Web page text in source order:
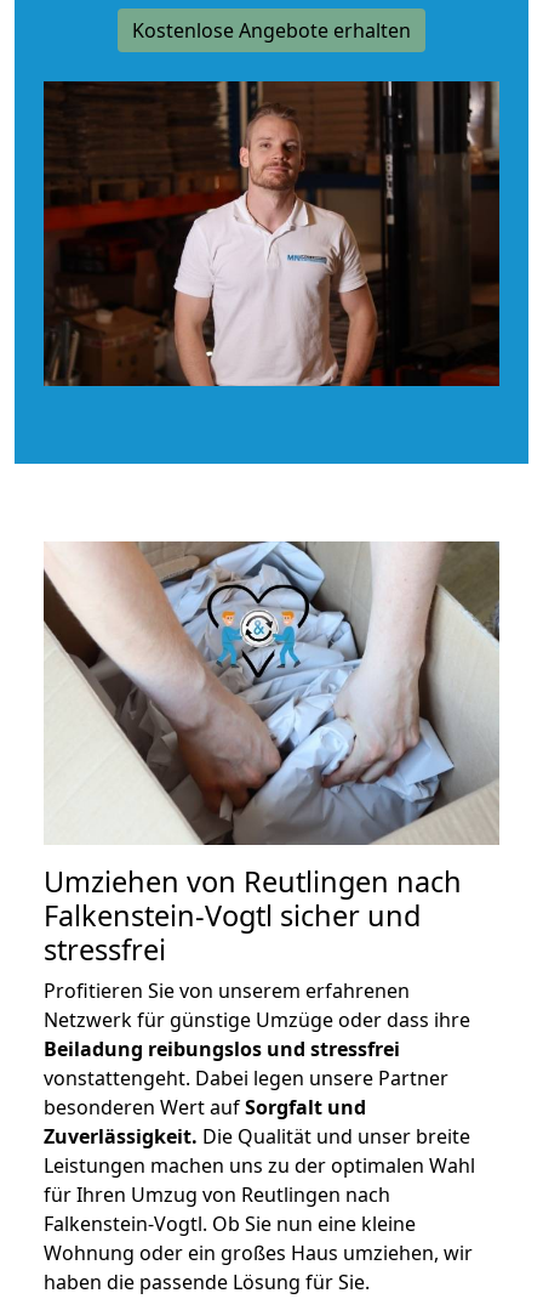
Kostenlose Angebote erhalten
Umziehen von Reutlingen nach
Falkenstein-Vogtl sicher und
stressfrei
Profitieren Sie von unserem erfahrenen
Netzwerk für günstige Umzüge oder dass ihre
Beiladung reibungslos und stressfrei
vonstattengeht. Dabei legen unsere Partner
besonderen Wert aufSorgfalt und
Zuverlässigkeit. Die Qualität und unser breite
Leistungen machen uns zu der optimalen Wahl
für Ihren Umzug von Reutlingen nach
Falkenstein-Vogtl. Ob Sie nun eine kleine
Wohnung oder ein großes Haus umziehen, wir
haben die passende Lösung für Sie.